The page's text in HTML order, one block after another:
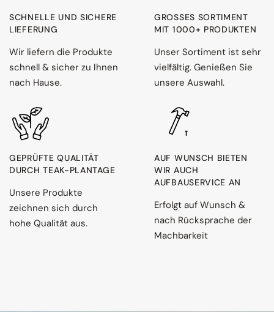
SCHNELLE UND SICHERE
LIEFERUNG
Wir liefern die Produkte
schnell & sicher zu Ihnen
nach Hause.
GROSSES SORTIMENT M
IT 1000+ PRODUKTEN
Unser Sortiment ist sehr
vielfältig. Genießen Sie
unsere Auswahl.
GEPRÜFTE QUALITÄT
DURCH TEAK-PLANTAGE
Unsere Produkte
zeichnen sich durch
hohe Qualität aus.
AUF WUNSCH BIETEN
WIR AUCH
AUFBAUSERVICE AN
Erfolgt auf Wunsch &
nach Rücksprache der
Machbarkeit